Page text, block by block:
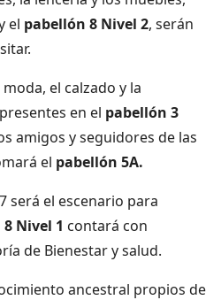
el pabellón 8 Nivel 2, serán
moda, el calzado y la
en el pabellón 3
amigos y seguidores de las
el pabellón 5A.
será el escenario para
Nivel 1 contará con
de Bienestar y salud.
ancestral propios de